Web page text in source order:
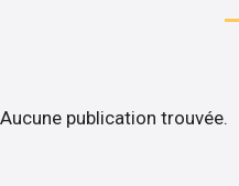
Aucune publication trouvée.